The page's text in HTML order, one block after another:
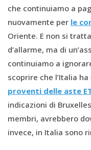
che continuiamo a
nuovamente per le
Oriente. E non si
d’allarme, ma di
continuiamo a
scoprire che l’Italia
proventi delle aste
indicazioni di
membri, avrebbero
invece, in Italia sono